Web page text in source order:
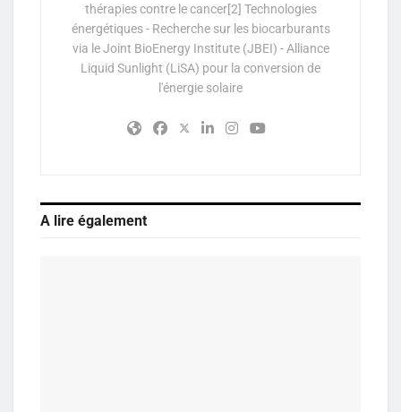
thérapies contre le cancer[2] Technologies
énergétiques - Recherche sur les biocarburants
via le Joint BioEnergy Institute (JBEI) - Alliance
Liquid Sunlight (LiSA) pour la conversion de
l'énergie solaire
A lire également